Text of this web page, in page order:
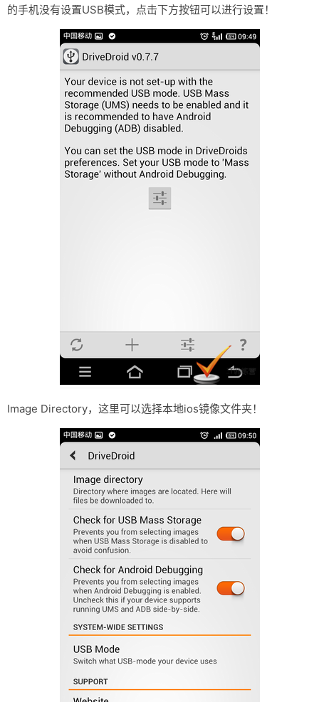
的手机没有设置USB模式，点击下方按钮可以进行设置！
Image Directory，这里可以选择本地ios镜像文件夹！